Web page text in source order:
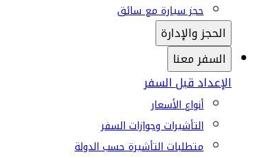
حجز سيارة مع سائق
الحجز والإدارة
السفر معنا
الإعداد قبل السفر
أنواع الأسعار
التأشيرات وجوازات السفر
متطلبات التأشيرة حسب الدولة